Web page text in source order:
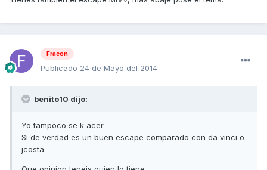
Fracon
Publicado 24 de Mayo del 2014
benito10 dijo:
Yo tampoco se k acer
Si de verdad es un buen escape comparado con da vinci o
jcosta.